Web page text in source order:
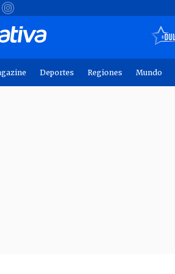
Deportes Regiones Mundo